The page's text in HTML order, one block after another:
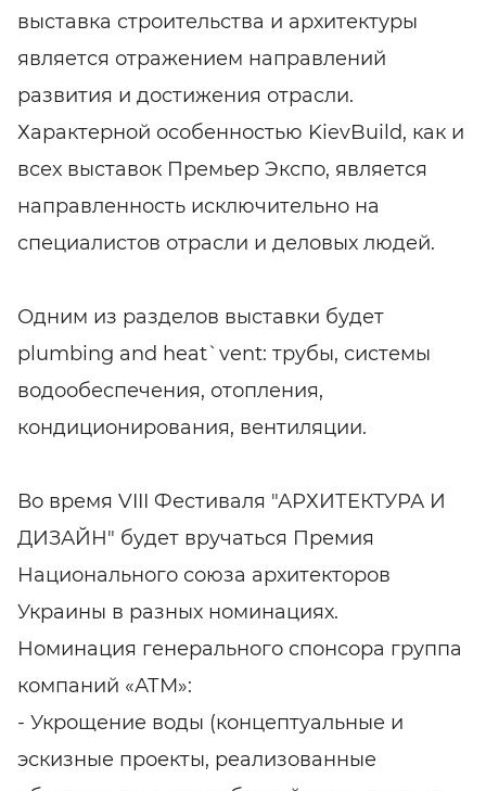
выставка строительства и архитектуры
является отражением направлений
развития и достижения отрасли.
Характерной особенностью KievBuild, как и
всех выставок Премьер Экспо, является
направленность исключительно на
специалистов отрасли и деловых людей.
Одним из разделов выставки будет
plumbing and heat`vent: трубы, системы
водообеспечения, отопления,
кондиционирования, вентиляции.
Во время VIII Фестиваля "АРХИТЕКТУРА И
ДИЗАЙН" будет вручаться Премия
Национального союза архитекторов
Украины в разных номинациях.
Номинация генерального спонсора группа
компаний «АТМ»:
- Укрощение воды (концептуальные и
эскизные проекты, реализованные